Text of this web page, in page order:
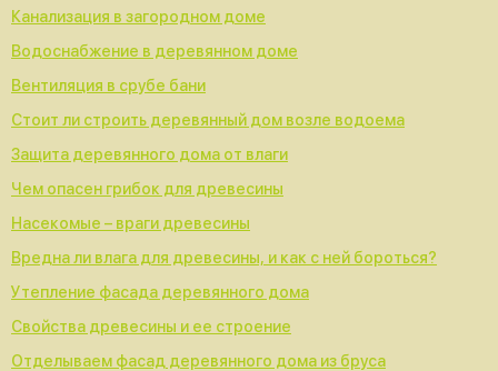
Канализация в загородном доме
Водоснабжение в деревянном доме
Вентиляция в срубе бани
Стоит ли строить деревянный дом возле водоема
Защита деревянного дома от влаги
Чем опасен грибок для древесины
Насекомые – враги древесины
Вредна ли влага для древесины, и как с ней бороться?
Утепление фасада деревянного дома
Свойства древесины и ее строение
Отделываем фасад деревянного дома из бруса